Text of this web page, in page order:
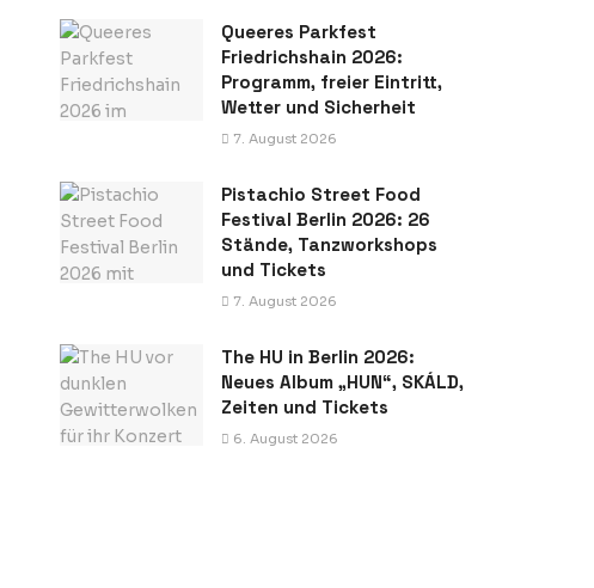
Queeres Parkfest
Friedrichshain 2026:
Programm, freier Eintritt,
Wetter und Sicherheit
7. August 2026
Pistachio Street Food
Festival Berlin 2026: 26
Stände, Tanzworkshops
und Tickets
7. August 2026
The HU in Berlin 2026:
Neues Album „HUN“, SKÁLD,
Zeiten und Tickets
6. August 2026